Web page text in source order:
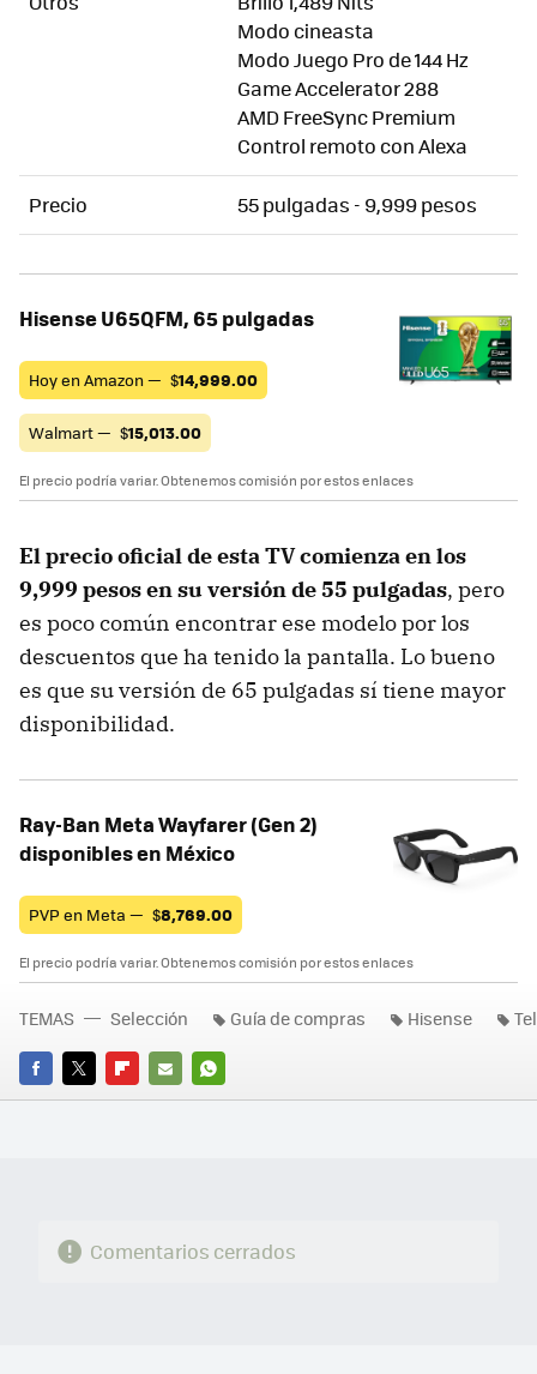
Modo cineasta
Modo Juego Pro de 144 Hz
Game Accelerator 288
AMD FreeSync Premium
Control remoto con Alexa
Precio 55 pulgadas - 9,999 pesos
Hisense U65QFM, 65 pulgadas
Hoy en Amazon — $14,999.00
Walmart — $15,013.00
El precio podría variar. Obtenemos comisión por estos enlaces
El precio oficial de esta TV comienza en los
9,999 pesos en su versión de 55 pulgadas, pero
es poco común encontrar ese modelo por los
descuentos que ha tenido la pantalla. Lo bueno
es que su versión de 65 pulgadas sí tiene mayor
disponibilidad.
Ray-Ban Meta Wayfarer (Gen 2)
disponibles en México
PVP en Meta — $8,769.00
El precio podría variar. Obtenemos comisión por estos enlaces
FACEBOOK
TWITTERFLIPBOARD
E-
WHATSAPP
TEMAS Selección Guía de compras Hisense
Comentarios cerrados